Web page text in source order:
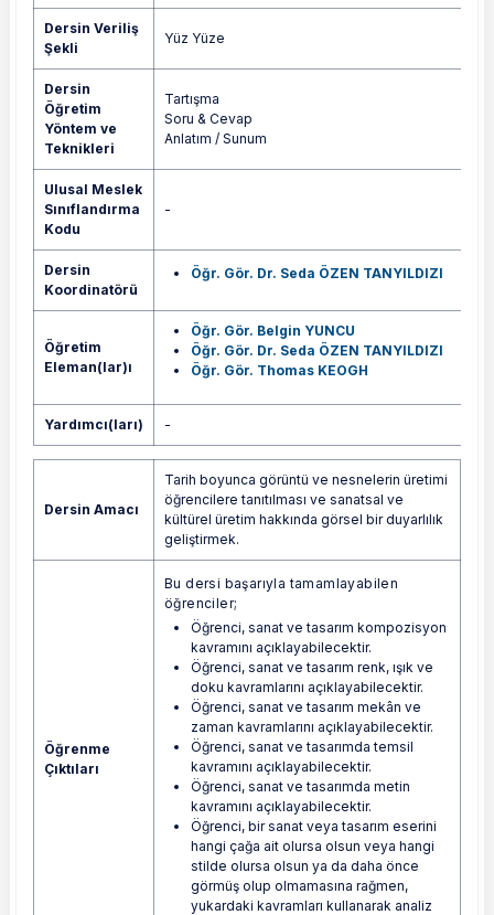
Dersin Veriliş
Şekli
Yüz Yüze
Dersin
Öğretim
Yöntem ve
Teknikleri
Tartışma
Soru & Cevap
Anlatım / Sunum
Ulusal Meslek
Sınıflandırma
Kodu
-
Dersin
Koordinatörü
Öğr. Gör. Dr. Seda ÖZEN TANYILDIZI
Öğretim
Eleman(lar)ı
Öğr. Gör. Belgin YUNCU
Öğr. Gör. Dr. Seda ÖZEN TANYILDIZI
Öğr. Gör. Thomas KEOGH
Yardımcı(ları) -
Dersin Amacı
Tarih boyunca görüntü ve nesnelerin üretimi
öğrencilere tanıtılması ve sanatsal ve
kültürel üretim hakkında görsel bir duyarlılık
geliştirmek.
Öğrenme
Çıktıları
Bu dersi başarıyla tamamlayabilen
öğrenciler;
Öğrenci, sanat ve tasarım kompozisyon
kavramını açıklayabilecektir.
Öğrenci, sanat ve tasarım renk, ışık ve
doku kavramlarını açıklayabilecektir.
Öğrenci, sanat ve tasarım mekân ve
zaman kavramlarını açıklayabilecektir.
Öğrenci, sanat ve tasarımda temsil
kavramını açıklayabilecektir.
Öğrenci, sanat ve tasarımda metin
kavramını açıklayabilecektir.
Öğrenci, bir sanat veya tasarım eserini
hangi çağa ait olursa olsun veya hangi
stilde olursa olsun ya da daha önce
görmüş olup olmamasına rağmen,
yukardaki kavramları kullanarak analiz